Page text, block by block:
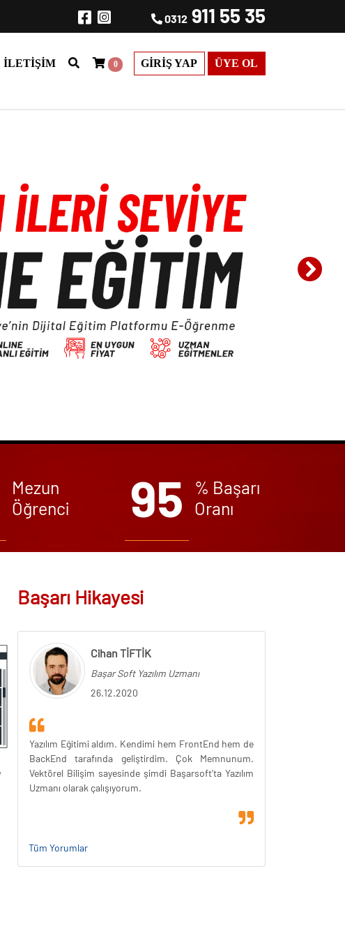
0312 911 55 35
İLETIŞIM 0 GIRIŞ YAP ÜYE OL
Mezun
Öğrenci
95
% Başarı
Oranı
Başarı Hikayesi
Cihan TİFTİK
Başar Soft Yazılım Uzmanı
26.12.2020
Yazılım Eğitimi aldım. Kendimi hem FrontEnd hem de
BackEnd tarafında geliştirdim. Çok Memnunum.
Vektörel Bilişim sayesinde şimdi Başarsoft'ta Yazılım
Uzmanı olarak çalışıyorum.
Tüm Yorumlar